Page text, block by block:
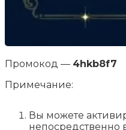
Промокод — 4hkb8f7
Примечание:
Вы можете
непосредственно